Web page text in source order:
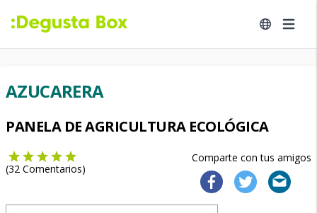
AZUCARERA
PANELA DE AGRICULTURA ECOLÓGICA
Comparte con tus amigos
(32 Comentarios)